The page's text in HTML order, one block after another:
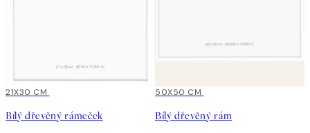
15%*
21X30 CM
Bílý dřevěný rámeček
15%*
50X50 CM
Bílý dřevěný rám